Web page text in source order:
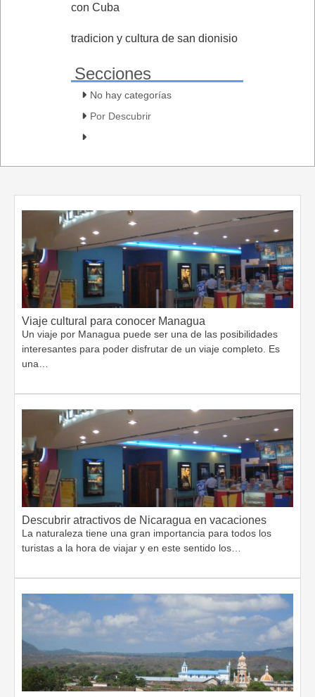
con Cuba
tradicion y cultura de san dionisio
Secciones
No hay categorías
Por Descubrir
Viaje cultural para conocer Managua
Un viaje por Managua puede ser una de las posibilidades
interesantes para poder disfrutar de un viaje completo. Es
una…
Descubrir atractivos de Nicaragua en vacaciones
La naturaleza tiene una gran importancia para todos los
turistas a la hora de viajar y en este sentido los…